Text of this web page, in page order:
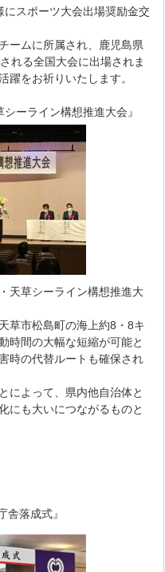
スポーツ大会出場奨励金交
ームに所属され、鹿児島県
れる全国大会に出場されま
躍をお祈りいたします。
ライン構想推進大会』
天草シーライン構想推進大
草市松島町の海上約8・8キ
時間の大幅な短縮が可能と
時の代替ルートも確保され
によって、県内他自治体と
にも大いにつながるものと
落成式』